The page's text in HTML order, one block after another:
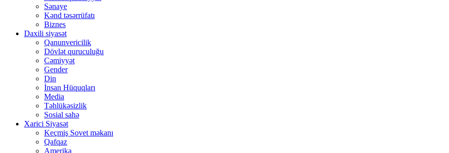
Sənaye
Kənd təsərrüfatı
Biznes
Daxili siyasət
Qanunvericilik
Dövlət quruculuğu
Cəmiyyət
Gender
Din
İnsan Hüquqları
Media
Təhlükəsizlik
Sosial sahə
Xarici Siyasət
Keçmiş Sovet məkanı
Qafqaz
Amerika